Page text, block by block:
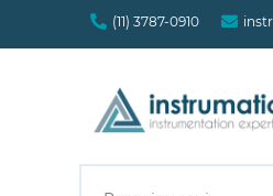
(11) 3787-0910